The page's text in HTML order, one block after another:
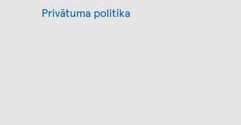
Privātuma politika